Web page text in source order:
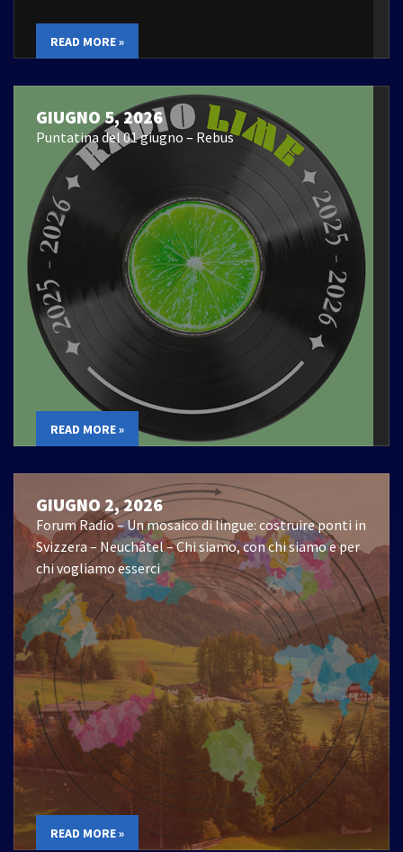
READ MORE »
GIUGNO 5, 2026
Puntatina del 01 giugno – Rebus
READ MORE »
GIUGNO 2, 2026
Forum Radio – Un mosaico di lingue: costruire ponti in
Svizzera – Neuchâtel – Chi siamo, con chi siamo e per
chi vogliamo esserci
READ MORE »